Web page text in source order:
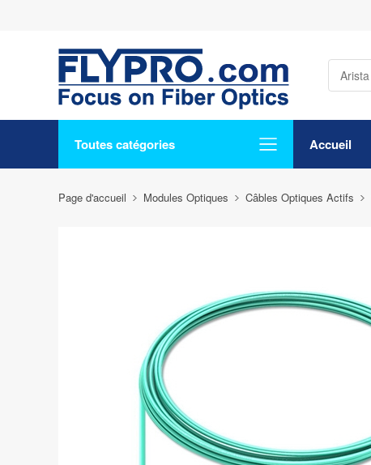
Toutes catégories Accueil
Page d'accueil Modules Optiques Câbles Optiques Actifs